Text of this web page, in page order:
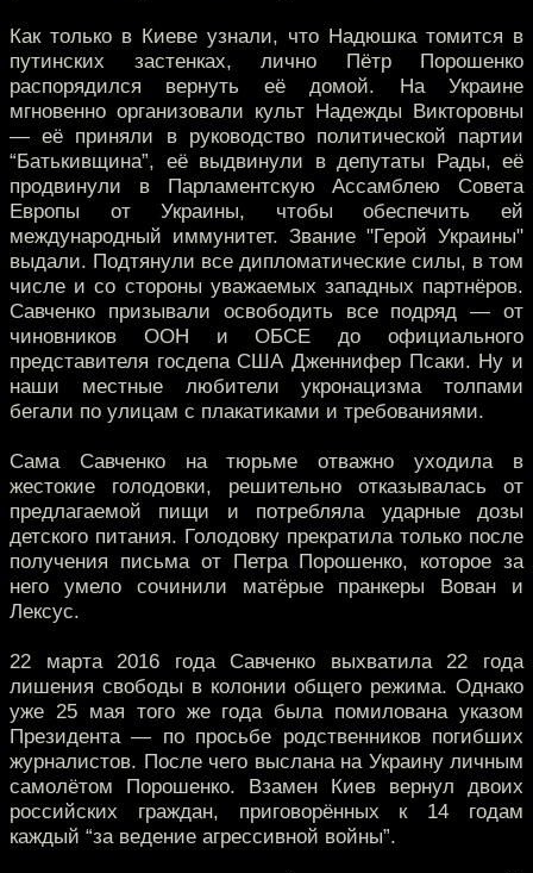
Как только в Киеве узнали, что Надюшка томится в
путинских застенках, лично Пётр Порошенко
распорядился вернуть её домой. На Украине
мгновенно организовали культ Надежды Викторовны
— её приняли в руководство политической партии
“Батькивщина”, её выдвинули в депутаты Рады, её
продвинули в Парламентскую Ассамблею Совета
Европы от Украины, чтобы обеспечить ей
международный иммунитет. Звание "Герой Украины"
выдали. Подтянули все дипломатические силы, в том
числе и со стороны уважаемых западных партнёров.
Савченко призывали освободить все подряд — от
чиновников ООН и ОБСЕ до официального
представителя госдепа США Дженнифер Псаки. Ну и
наши местные любители укронацизма толпами
бегали по улицам с плакатиками и требованиями.
Сама Савченко на тюрьме отважно уходила в
жестокие голодовки, решительно отказывалась от
предлагаемой пищи и потребляла ударные дозы
детского питания. Голодовку прекратила только после
получения письма от Петра Порошенко, которое за
него умело сочинили матёрые пранкеры Вован и
Лексус.
22 марта 2016 года Савченко выхватила 22 года
лишения свободы в колонии общего режима. Однако
уже 25 мая того же года была помилована указом
Президента — по просьбе родственников погибших
журналистов. После чего выслана на Украину личным
самолётом Порошенко. Взамен Киев вернул двоих
российских граждан, приговорённых к 14 годам
каждый “за ведение агрессивной войны”.